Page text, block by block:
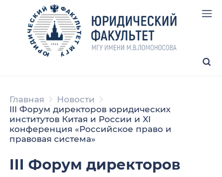
Главная
Новости
III Форум директоров юридических
институтов Китая и России и XI
конференция «Российское право и
правовая система»
III Форум директоров